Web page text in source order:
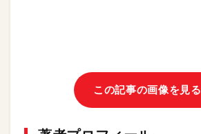
この記事の画像を見る